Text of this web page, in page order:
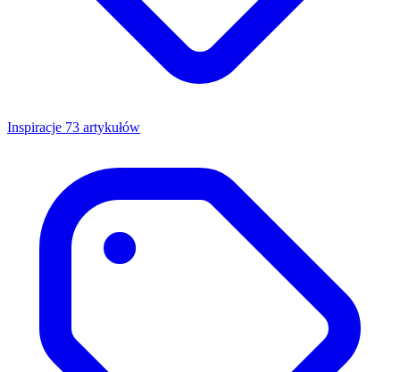
Inspiracje 73 artykułów